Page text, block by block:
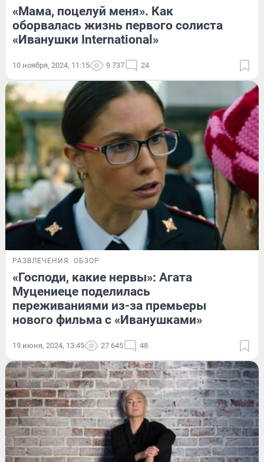
«Мама, поцелуй меня». Как
оборвалась жизнь первого солиста
«Иванушки International»
10 ноября, 2024, 11:15 9 737 24
РАЗВЛЕЧЕНИЯ ОБЗОР
«Господи, какие нервы»: Агата
Муцениеце поделилась
переживаниями из-за премьеры
нового фильма с «Иванушками»
19 июня, 2024, 13:45 27 645 48